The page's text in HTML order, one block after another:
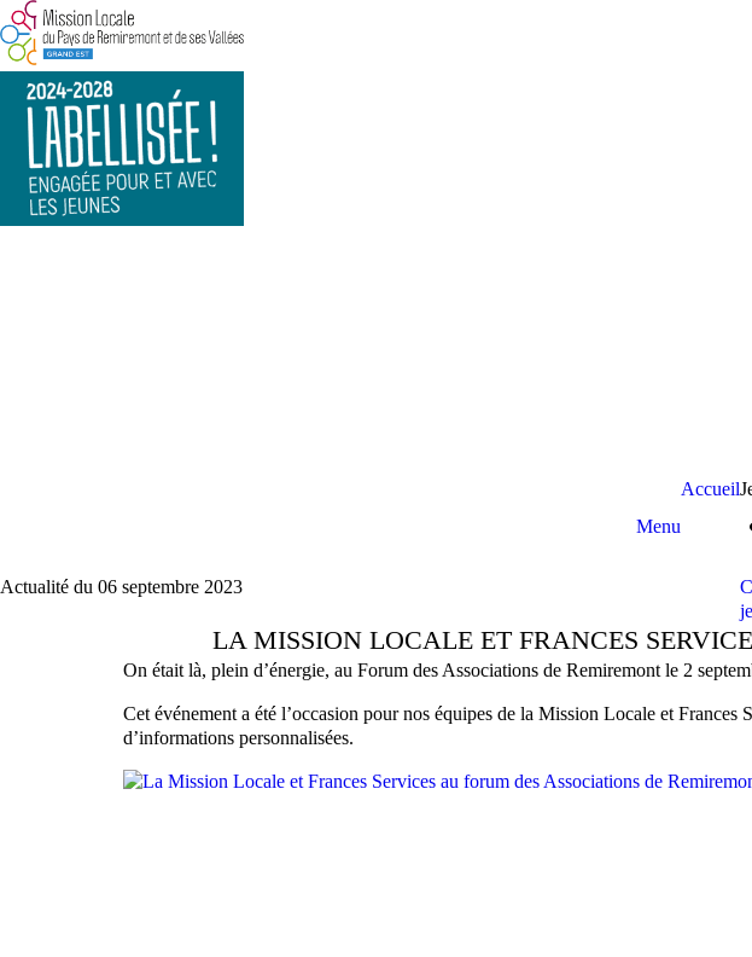
Menu
Accueil
Actualité du 06 septembre 2023
LA MISSION LOCALE ET FRANCES
On était là, plein d’énergie, au Forum des Associations de Remiremont le 2
Cet événement a été l’occasion pour nos équipes de la Mission Locale et
d’informations personnalisées.